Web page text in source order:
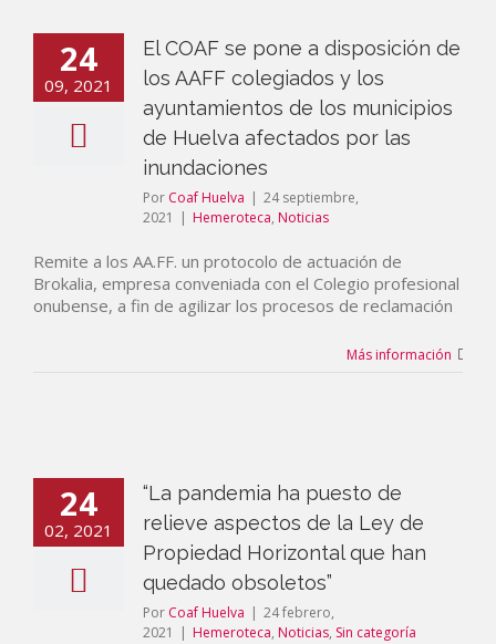
24
09, 2021
El COAF se pone a disposición de
los AAFF colegiados y los
ayuntamientos de los municipios
de Huelva afectados por las
inundaciones
Por Coaf Huelva | 24 septiembre,
2021
| Hemeroteca, Noticias
Remite a los AA.FF. un protocolo de actuación de
Brokalia, empresa conveniada con el Colegio profesional
onubense, a fin de agilizar los procesos de reclamación
Más información
24
02, 2021
“La pandemia ha puesto de
relieve aspectos de la Ley de
Propiedad Horizontal que han
quedado obsoletos”
Por Coaf Huelva | 24 febrero,
2021
| Hemeroteca, Noticias, Sin categoría